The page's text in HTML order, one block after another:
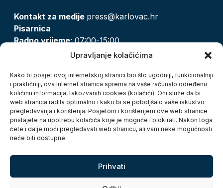
Upravljanje kolačićima
Kako bi posjet ovoj internetskoj stranici bio što ugodniji, funkcionalniji
i praktičniji, ova internet stranica sprema na vaše računalo određenu
količinu informacija, takozvanih cookies (kolačići). Oni služe da bi
web stranica radila optimalno i kako bi se poboljšalo vaše iskustvo
pregledavanja i korištenja. Posjetom i korištenjem ove web stranice
pristajete na upotrebu kolačića koje je moguće i blokirati. Nakon toga
ćete i dalje moći pregledavati web stranicu, ali vam neke mogućnosti
neće biti dostupne.
Prihvati
Kontakt za medije press@karlovac.hr
Pisarnica
Radno vrijeme: 07:00-15:00
pisarnica@karlovac.hr
Zaštita osobnih podataka
Pristup informacijama
Kolačići
Izjava o pristupačnosti
Turistička zajednica grada Karlovca